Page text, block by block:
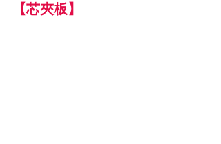
【芯夾板】